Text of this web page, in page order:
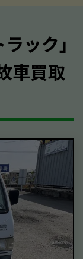
ック｣
車買取